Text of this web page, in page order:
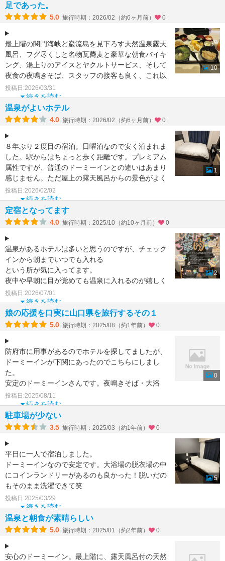
足であった。
5.0 旅行時期：2026/02（約6ヶ月前） 0
最上階の関門海峡と巌流島を見下ろす天然温泉露天
風呂、フグ尽くしと名物瓦蕎麦と豪華な朝食バイキ
ング、湯上りのアイスとヤクルトサービス、そして
夜食の夜鳴きそば、スタッフの接客も良く、これ以
上ない満足であっ
続きを読む
投稿日:2026/03/31
10
温泉がよいホテル
4.0 旅行時期：2026/02（約6ヶ月前） 0
８年ぶり２度目の宿泊。日曜泊なので安く泊まれま
した。駅からはちょっと歩く距離です。プレミアム
属性ですが、普通のドーミーインとの違いはあまり
感じません。ただ屋上の露天風呂からの景色がよく
てとてもよいホテ
続きを読む
投稿日:2026/02/02
1
定宿となってます
4.0 旅行時期：2025/10（約10ヶ月前） 0
温泉があるホテルは多いと思うのですが、チェック
インから朝までいつでも入れる
という所が気に入ってます。
夜中や早朝に目が覚めても温泉に入れるのが嬉しく
て、ドーミーイン系列をよく利用します。
朝食
続きを読む
投稿日:2026/07/01
2
娘の応援を口実に山口県を旅行するその１
5.0 旅行時期：2025/08（約1年前） 0
防府市に用事があるのでホテルを探してましたが、
ドーミーインが下関にあったのでこちらにしまし
た。
安定のドーミーインさんです。夜鳴きそば・大浴
場・ウエルカムドリンクといたれりつくせり。満足
度が高いです
続きを読む
投稿日:2025/08/11
0
駐車場が少ない
3.5 旅行時期：2025/03（約1年前） 0
平日に一人で宿泊しました。
ドーミーインなので安定です。大浴場の脱衣場の中
にコインランドリーがあるのも良かった！脱いだの
もそのまま洗濯できて笑
シャワーヘッドやドライヤーもrefaだったのも良か
っ
続きを読む
投稿日:2025/03/29
5
温泉と朝食が素晴らしい
5.0 旅行時期：2025/01（約2年前） 0
安心のドーミーイン。最上階に、露天風呂付の天然